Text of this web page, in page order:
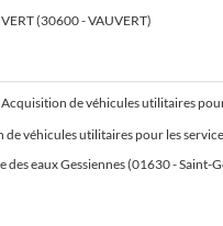
(30600 - VAUVERT)
Acquisition de véhicules utilitaires
véhicules utilitaires pour les
des eaux Gessiennes (01630 - Saint-